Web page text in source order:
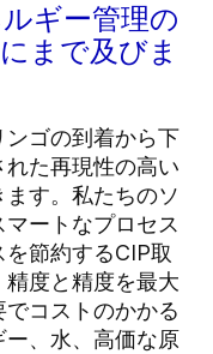
ギー管理の
まで及びま
ゴの到着から下
た再現性の高い
す。私たちのソ
ートなプロセス
節約するCIP取
精度と精度を最大
コストのかかる
、水、高価な原